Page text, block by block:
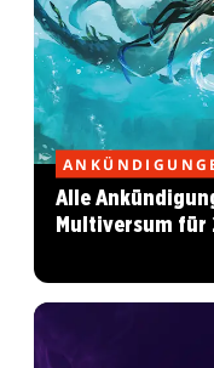
Alle
Multiversum für